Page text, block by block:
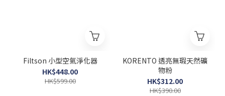
Filtson 小型空氣淨化器
HK$448.00
HK$599.00
KORENTO 透亮無瑕天然礦
物粉
HK$312.00
HK$390.00